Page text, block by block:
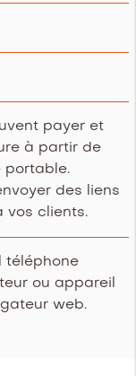
payer et
à partir de
portable.
des liens
vos clients.
téléphone
ou appareil
web.